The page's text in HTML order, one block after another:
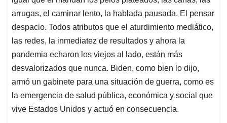
arrugas, el caminar lento, la hablada pausada. El pensar
despacio. Todos atributos que el aturdimiento mediático,
las redes, la inmediatez de resultados y ahora la
pandemia echaron los viejos al lado, están más
desvalorizados que nunca. Biden, como bien lo dijo,
armó un gabinete para una situación de guerra, como es
la emergencia de salud pública, económica y social que
vive Estados Unidos y actuó en consecuencia.